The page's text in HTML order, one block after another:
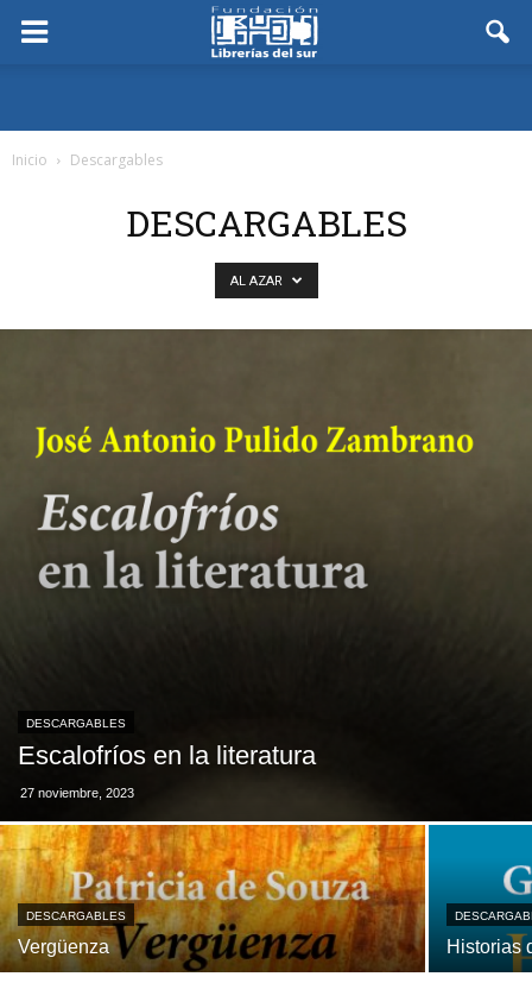
Inicio Descargables
DESCARGABLES
AL AZAR
DESCARGABLES
Escalofríos en la literatura
27 noviembre, 2023
DESCARGABLES
Vergüenza Historias